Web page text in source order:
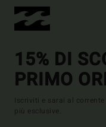
15% DI
PRIMO
Iscriviti e sarai al
più esclusive.